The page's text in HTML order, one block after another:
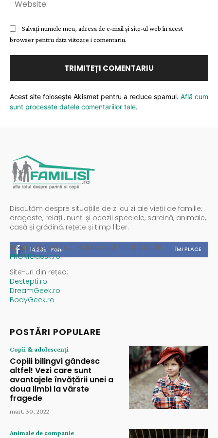
Salvați numele meu, adresa de e-mail și site-ul web în acest
browser pentru data viitoare i comentariu.
Acest site folosește Akismet pentru a reduce spamul. Află cum
sunt procesate datele comentariilor tale.
Discutăm despre situațiile de zi cu zi ale vieții de familie:
dragoste, relații, nunți și ocazii speciale, sarcină, animale,
casă și grădină, rețete și timp liber.
14,235 Fani ÎMI PLACE
Spații publicitare / reclamă administrată de
PROMOdesk.ro
Site-uri din rețea:
Destepti.ro
DreamGeek.ro
BodyGeek.ro
POSTĂRI POPULARE
Copii & adolescenți
Copiii bilingvi gândesc
altfel! Vezi care sunt
avantajele învățării unei a
doua limbi la vârste
fragede
mart. 30, 2022
Animale de companie